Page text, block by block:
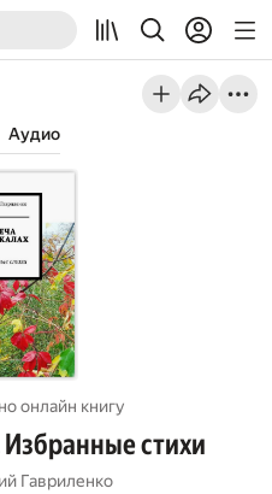
Аудио
онлайн книгу
Избранные стихи
Гавриленко